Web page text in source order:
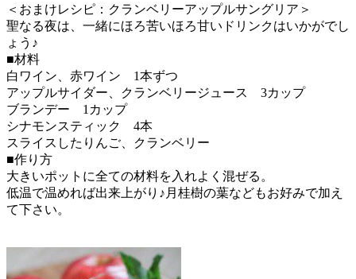
＜おまけレシピ：クランベリーアップルサングリア＞
聖なる夜は、一緒にほろ苦いほろ甘いドリンクはいかがでし
ょう♪
■材料
白ワイン、赤ワイン 1本ずつ
アップルサイダー、クランベリージュース 3カップ
ブランデー 1カップ
シナモンスティック 4本
スライスしたりんご、クランベリー
■作り方
大きいポットに全ての材料を入れよく混ぜる。
低温で温めれば出来上がり♪月桂樹の葉などもお好みで加え
て下さい。